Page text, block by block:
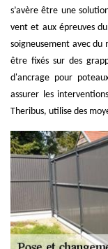
s’avère être une
vent et aux épreuves
soigneusement avec
être fixés sur des
d'ancrage pour
assurer les
Theribus, utilise des